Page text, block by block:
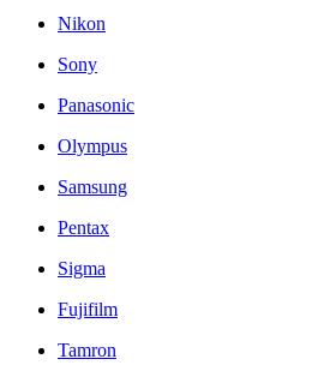
Nikon
Sony
Panasonic
Olympus
Samsung
Pentax
Sigma
Fujifilm
Tamron